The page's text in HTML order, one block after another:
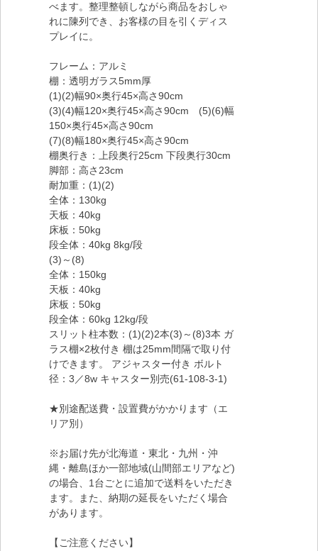
べます。整理整頓しながら商品をおしゃ
れに陳列でき、お客様の目を引くディス
プレイに。
フレーム：アルミ
棚：透明ガラス5mm厚
(1)(2)幅90×奥行45×高さ90cm
(3)(4)幅120×奥行45×高さ90cm (5)(6)幅
150×奥行45×高さ90cm
(7)(8)幅180×奥行45×高さ90cm
棚奥行き：上段奥行25cm 下段奥行30cm
脚部：高さ23cm
耐加重：(1)(2)
全体：130kg
天板：40kg
床板：50kg
段全体：40kg 8kg/段
(3)～(8)
全体：150kg
天板：40kg
床板：50kg
段全体：60kg 12kg/段
スリット柱本数：(1)(2)2本(3)～(8)3本 ガ
ラス棚×2枚付き 棚は25mm間隔で取り付
けできます。 アジャスター付き ボルト
径：3／8w キャスター別売(61-108-3-1)
★別途配送費・設置費がかかります（エ
リア別）
※お届け先が北海道・東北・九州・沖
縄・離島ほか一部地域(山間部エリアなど)
の場合、1台ごとに追加で送料をいただき
ます。また、納期の延長をいただく場合
があります。
【ご注意ください】